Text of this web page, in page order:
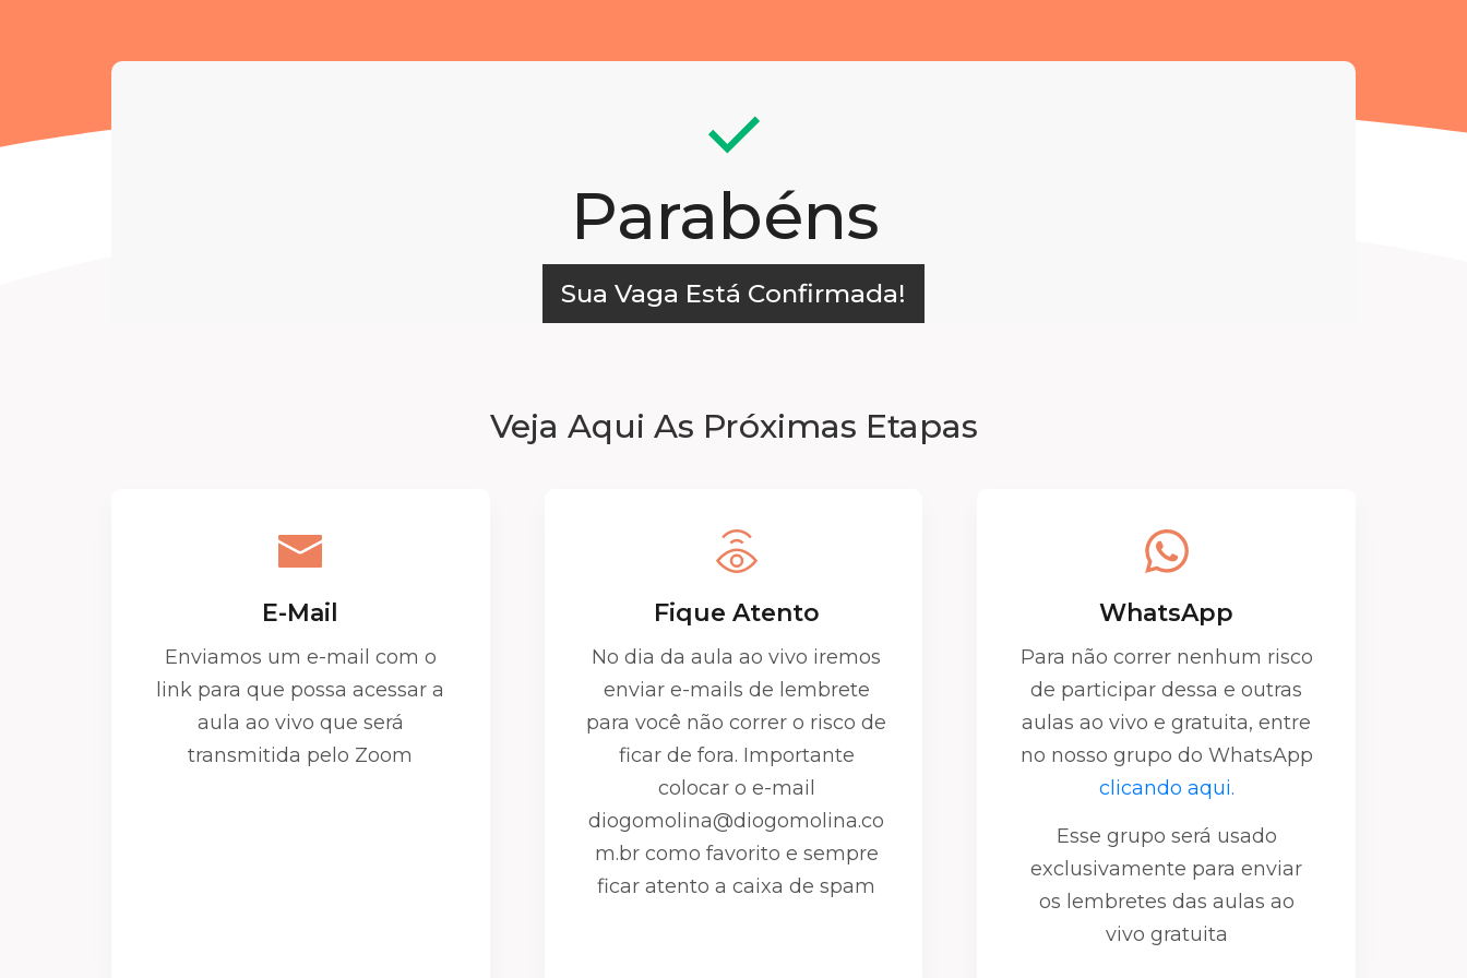
Parabéns
Sua Vaga Está Confirmada!
Veja Aqui As Próximas Etapas
E-Mail
Enviamos um e-mail com o
link para que possa acessar a
aula ao vivo que será
transmitida pelo Zoom
Fique Atento
No dia da aula ao vivo iremos
enviar e-mails de lembrete
para você não correr o risco de
ficar de fora. Importante
colocar o e-mail
diogomolina@diogomolina.co
m.br como favorito e sempre
ficar atento a caixa de spam
WhatsApp
Para não correr nenhum risco
de participar dessa e outras
aulas ao vivo e gratuita, entre
no nosso grupo do WhatsApp
clicando aqui.
Esse grupo será usado
exclusivamente para enviar
os lembretes das aulas ao
vivo gratuita